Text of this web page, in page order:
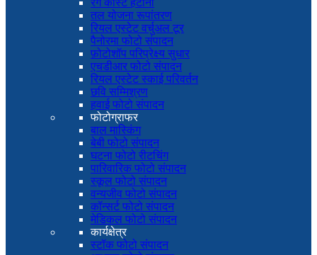
रंग कास्ट हटाना
तल योजना रूपांतरण
रियल एस्टेट वर्चुअल टूर
पैनोरमा फोटो संपादन
फ़ोटोशॉप परिप्रेक्ष्य सुधार
एचडीआर फोटो संपादन
रियल एस्टेट स्काई परिवर्तन
छवि सम्मिश्रण
हवाई फोटो संपादन
फोटोग्राफर
बाल मास्किंग
बेबी फोटो संपादन
घटना फोटो रीटचिंग
पारिवारिक फोटो संपादन
स्कूल फोटो संपादन
वन्यजीव फोटो संपादन
कॉन्सर्ट फोटो संपादन
मेडिकल फोटो संपादन
कार्यक्षेत्र
स्टॉक फोटो संपादन